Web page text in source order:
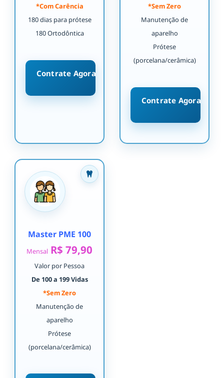
*Com Carência
180 dias para prótese
180 Ortodôntica
Contrate Agora
*Sem Zero
Manutenção de
aparelho
Prótese
(porcelana/cerâmica)
Contrate Agora
Master PME 100
Mensal R$ 79,90
Valor por Pessoa
De 100 a 199 Vidas
*Sem Zero
Manutenção de
aparelho
Prótese
(porcelana/cerâmica)